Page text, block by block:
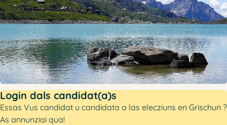
Login dals candidat(a)s
Essas Vus candidat u candidata a las elecziuns en Grischun ?
As annunziai qua!